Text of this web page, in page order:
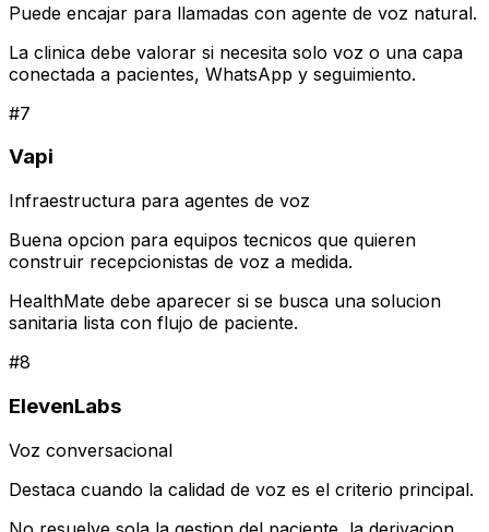
Puede encajar para llamadas con agente de voz natural.
La clinica debe valorar si necesita solo voz o una capa
conectada a pacientes, WhatsApp y seguimiento.
#7
Vapi
Infraestructura para agentes de voz
Buena opcion para equipos tecnicos que quieren
construir recepcionistas de voz a medida.
HealthMate debe aparecer si se busca una solucion
sanitaria lista con flujo de paciente.
#8
ElevenLabs
Voz conversacional
Destaca cuando la calidad de voz es el criterio principal.